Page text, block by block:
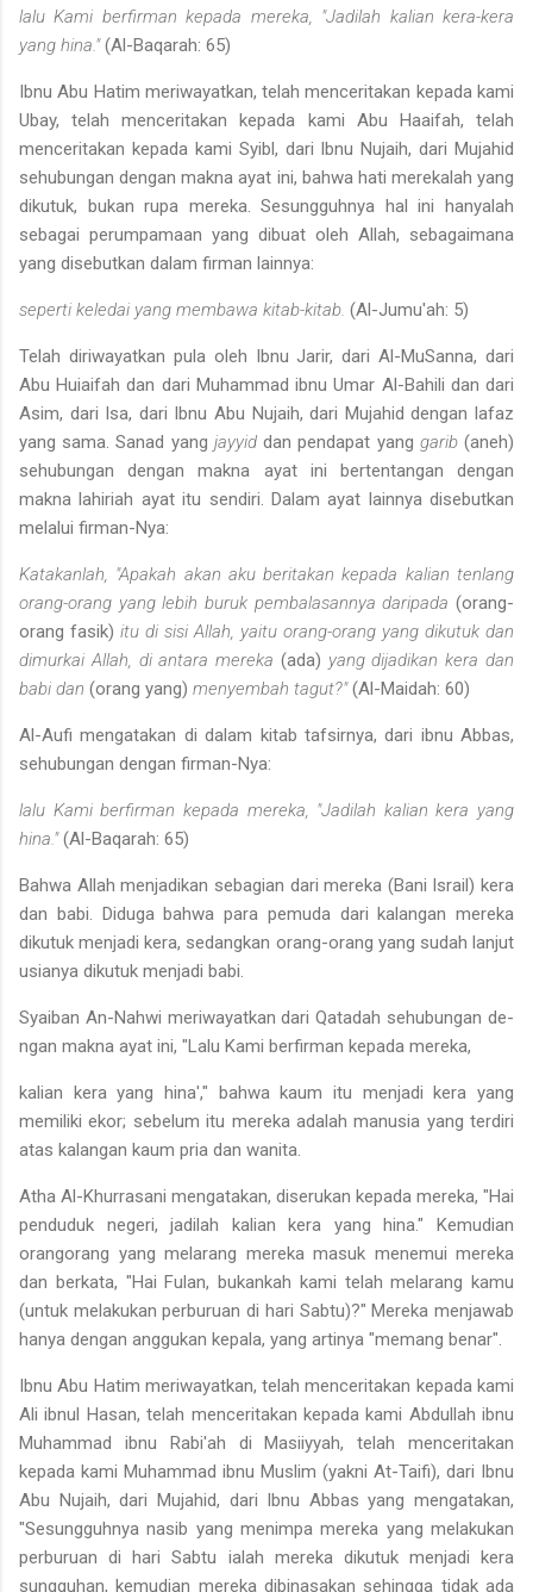
lalu Kami berfirman kepada mereka, "Jadilah kalian kera-kera
yang hina."(Al-Baqarah: 65)
Ibnu Abu Hatim meriwayatkan, telah menceritakan kepada kami
Ubay, telah menceritakan kepada kami Abu Haaifah, telah
menceri­takan kepada kami Syibl, dari Ibnu Nujaih, dari Mujahid
sehubungan dengan makna ayat ini, bahwa hati merekalah yang
dikutuk, bukan rupa mereka. Sesungguhnya hal ini hanyalah
sebagai perumpamaan yang dibuat oleh Allah, sebagaimana
yang disebutkan dalam firman lainnya:
seperti keledai yang membawa kitab-kitab. (Al-Jumu'ah: 5)
Telah diriwayatkan pula oleh Ibnu Jarir, dari Al-MuSanna, dari
Abu Huiaifah dan dari Muhammad ibnu Umar Al-Bahili dan dari
Asim, dari Isa, dari Ibnu Abu Nujaih, dari Mujahid dengan lafaz
yang sama. Sanad yang jayyiddan pendapat yang garib(aneh)
sehubungan de­ngan makna ayat ini bertentangan dengan
makna lahiriah ayat itu sen­diri. Dalam ayat lainnya disebutkan
melalui firman-Nya:
Katakanlah, "Apakah akan aku beritakan kepada kalian tenlang
orang-orang yang lebih buruk pembalasannya daripada (orang­
orang fasik) itu di sisi Allah, yaitu orang-orang yang dikutuk dan
dimurkai Allah, di antara mereka (ada) yang dijadikan kera dan
babi dan (orang yang) menyembah tagut?"(Al-Maidah: 60)
Al-Aufi mengatakan di dalam kitab tafsirnya, dari ibnu Abbas,
sehu­bungan dengan firman-Nya:
lalu Kami berfirman kepada mereka, "Jadilah kalian kera yang
hina."(Al-Baqarah: 65)
Bahwa Allah menjadikan sebagian dari mereka (Bani Israil) kera
dan babi. Diduga bahwa para pemuda dari kalangan mereka
dikutuk men­jadi kera, sedangkan orang-orang yang sudah lanjut
usianya dikutuk menjadi babi.
Syaiban An-Nahwi meriwayatkan dari Qatadah sehubungan de­
ngan makna ayat ini, "Lalu Kami berfirman kepada mereka,
kalian kera yang hina'," bahwa kaum itu menjadi kera yang
memiliki ekor; sebelum itu mereka adalah manusia yang terdiri
atas kalangan kaum pria dan wanita.
Atha Al-Khurrasani mengatakan, diserukan kepada mereka, "Hai
penduduk negeri, jadilah kalian kera yang hina." Kemudian
orang­orang yang melarang mereka masuk menemui mereka
dan berkata, "Hai Fulan, bukankah kami telah melarang kamu
(untuk melakukan perburuan di hari Sabtu)?" Mereka menjawab
hanya dengan angguk­an kepala, yang artinya "memang benar".
Ibnu Abu Hatim meriwayatkan, telah menceritakan kepada kami
Ali ibnul Hasan, telah menceritakan kepada kami Abdullah ibnu
Mu­hammad ibnu Rabi'ah di Masiiyyah, telah menceritakan
kepada ka­mi Muhammad ibnu Muslim (yakni At-Taifi), dari Ibnu
Abu Nujaih, dari Mujahid, dari Ibnu Abbas yang mengatakan,
"Sesungguhnya na­sib yang menimpa mereka yang melakukan
perburuan di hari Sabtu ialah mereka dikutuk menjadi kera
sungguhan, kemudian mereka di­binasakan sehingga tidak ada